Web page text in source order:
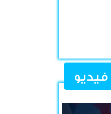
فيديو